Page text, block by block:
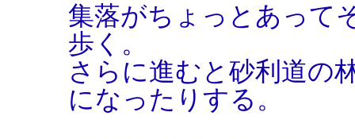
集落がちょっとあって
歩く。
さらに進むと砂利道の
になったりする。